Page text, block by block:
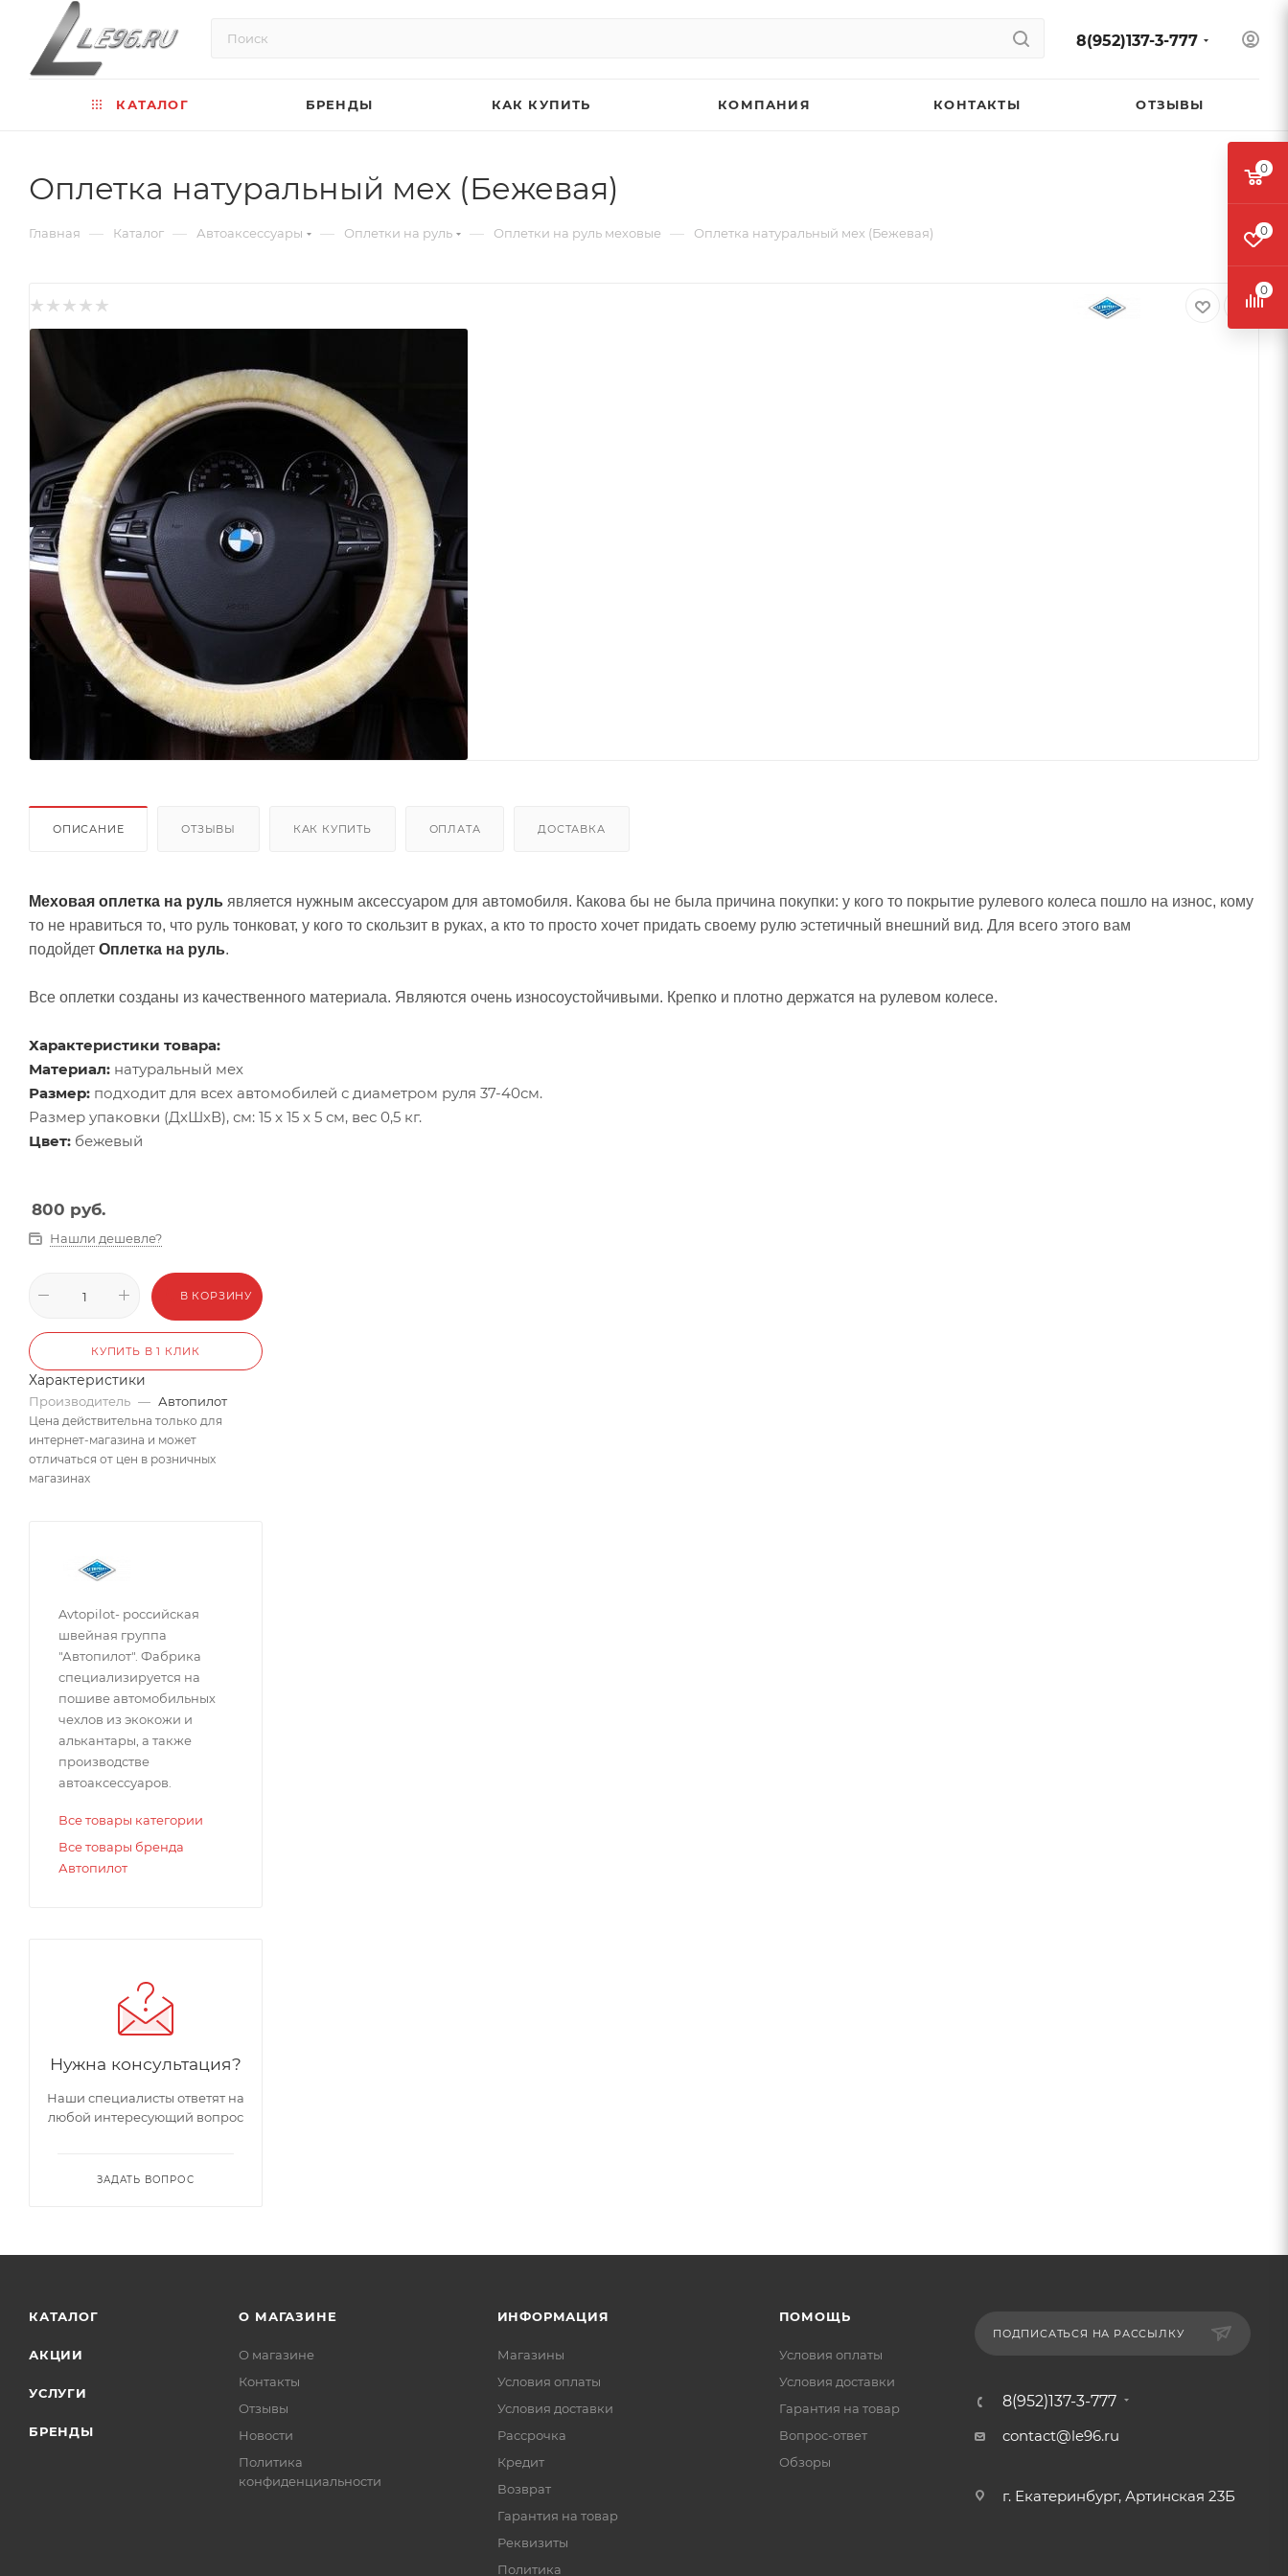
8(952)137-3-777
КАТАЛОГ БРЕНДЫ КАК КУПИТЬ КОМПАНИЯ КОНТАКТЫ ОТЗЫВЫ
Оплетка натуральный мех (Бежевая)
Главная — Каталог — Автоаксессуары — Оплетки на руль — Оплетки на руль меховые — Оплетка натуральный мех (Бежевая)
ОПИСАНИЕ ОТЗЫВЫ КАК КУПИТЬ ОПЛАТА ДОСТАВКА
Меховая оплетка на руль является нужным аксессуаром для автомобиля. Какова бы не была причина покупки: у кого то покрытие рулевого колеса пошло на износ, кому
то не нравиться то, что руль тонковат, у кого то скользит в руках, а кто то просто хочет придать своему рулю эстетичный внешний вид. Для всего этого вам
подойдет Оплетка на руль.
Все оплетки созданы из качественного материала. Являются очень износоустойчивыми. Крепко и плотно держатся на рулевом колесе.
Характеристики товара:
Материал: натуральный мех
Размер: подходит для всех автомобилей с диаметром руля 37-40см.
Размер упаковки (ДхШхВ), см: 15 x 15 x 5 см, вес 0,5 кг.
Цвет: бежевый
800 руб.
Нашли дешевле?
В КОРЗИНУ
КУПИТЬ В 1 КЛИК
Характеристики
Производитель — Автопилот
Цена действительна только для
интернет-магазина и может
отличаться от цен в розничных
магазинах
Avtopilot- российская
швейная группа
"Автопилот". Фабрика
специализируется на
пошиве автомобильных
чехлов из экокожи и
алькантары, а также
производстве
автоаксессуаров.
Все товары категории
Все товары бренда
Автопилот
Нужна консультация?
Наши специалисты ответят на
любой интересующий вопрос
ЗАДАТЬ ВОПРОС
КАТАЛОГ
АКЦИИ
УСЛУГИ
БРЕНДЫ
О МАГАЗИНЕ
О магазине
Контакты
Отзывы
Новости
Политика
конфиденциальности
ИНФОРМАЦИЯ
Магазины
Условия оплаты
Условия доставки
Рассрочка
Кредит
Возврат
Гарантия на товар
Реквизиты
Политика
ПОМОЩЬ
Условия оплаты
Условия доставки
Гарантия на товар
Вопрос-ответ
Обзоры
ПОДПИСАТЬСЯ НА РАССЫЛКУ
8(952)137-3-777
contact@le96.ru
г. Екатеринбург, Артинская 23Б
0
0
0